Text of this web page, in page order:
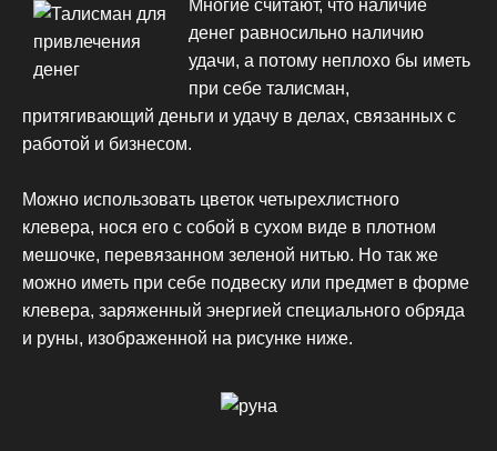
Многие считают, что наличие
денег равносильно наличию
удачи, а потому неплохо бы иметь
при себе талисман,
притягивающий деньги и удачу в делах, связанных с
работой и бизнесом.
Можно использовать цветок четырехлистного
клевера, нося его с собой в сухом виде в плотном
мешочке, перевязанном зеленой нитью. Но так же
можно иметь при себе подвеску или предмет в форме
клевера, заряженный энергией специального обряда
и руны, изображенной на рисунке ниже.